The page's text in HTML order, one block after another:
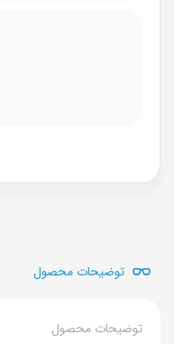
توضیحات محصول
توضیحات محصول